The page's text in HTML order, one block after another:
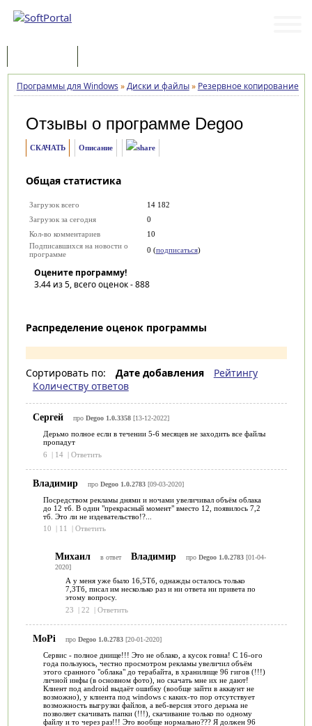
Программы для Windows »Диски и файлы» Резервное копирование
Отзывы о программе Degoo
СКАЧАТЬ Описание
Общая статистика
Загрузок всего
14 182
Загрузок за сегодня
0
Кол-во комментариев
10
Подписавшихся на новости о
программе
0 (подписаться)
Оцените программу!
3.44из 5, всего оценок -888
Распределение оценок программы
Сортировать по: Дате добавления
Рейтингу
Количеству ответов
Сергей про Degoo 1.0.3358[13-12-2022]
Дерьмо полное если в течении 5-6 месяцев не заходить все файлы
пропадут
6
| 14 | Ответить
Владимир про Degoo 1.0.2783[09-03-2020]
Посредством рекламы днями и ночами увеличивал объём облака
до 12 тб. В один "прекрасный момент" вместо 12, появилось 7,2
тб. Это ли не издевательство!?...
10
| 11 | Ответить
Михаил в ответ Владимир про Degoo 1.0.2783[01-04-
2020]
А у меня уже было 16,5Тб, однажды осталось только
7,3Тб, писал им несколько раз и ни ответа ни привета по
этому вопросу.
23
| 22 | Ответить
MoPi про Degoo 1.0.2783[20-01-2020]
Сервис - полное днище!!! Это не облако, а кусок говна! С 16-ого
года пользуюсь, честно просмотром рекламы увеличил объём
этого сранного "облака" до терабайта, в хранилище 96 гигов (!!!)
личной инфы (в основном фото), но скачать мне их не дают!
Клиент под android выдаёт ошибку (вообще зайти в аккаунт не
возможно), у клиента под windows с каких-то пор отсутствует
возможность выгрузки файлов, а веб-версия этого дерьма не
позволяет скачивать папки (!!!), скачивание только по одному
файлу и то через раз!!! Это вообще нормально??? Я должен 96